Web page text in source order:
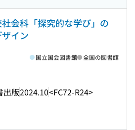
会科「探究的な学び」の
イン
出版2024.10<FC72-R24>
国立国会図書館 全国の図書館